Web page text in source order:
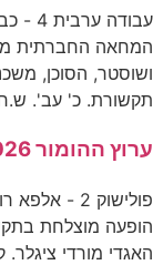
המחאה החברתית
ושוסטר, הסוכן,
תקשורת. כ' עב'. ש.ח.
ערוץ ההומור 04-08-2026
הופעה מוצלחת
האגדי מורדי